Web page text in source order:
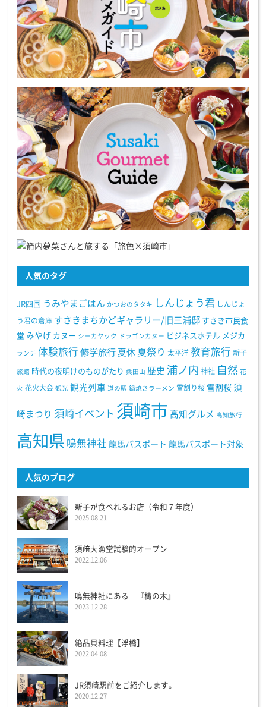
人気のタグ
JR四国 うみやまごはん かつおのタタキ しんじょう君 しんじょ
う君の倉庫 すさきまちかどギャラリー/旧三浦邸 すさき市民食
堂 みやげ カヌー シーカヤック ドラゴンカヌー ビジネスホテル メジカ
ランチ 体験旅行 修学旅行 夏休 夏祭り 太平洋 教育旅行 新子
旅館 時代の夜明けのものがたり 桑田山 歴史 浦ノ内 神社 自然 花
火 花火大会 観光 観光列車 道の駅 鍋焼きラーメン 雪割り桜 雪割桜 須
崎まつり 須崎イベント 須崎市 高知グルメ 高知旅行
高知県 鳴無神社 龍馬パスポート 龍馬パスポート対象
人気のブログ
新子が食べれるお店（令和７年度）
2025.08.21
須﨑大漁堂試験的オープン
2022.12.06
鳴無神社にある 『梼の木』
2023.12.28
絶品貝料理【浮橋】
2022.04.08
JR須崎駅前をご紹介します。
2020.12.27